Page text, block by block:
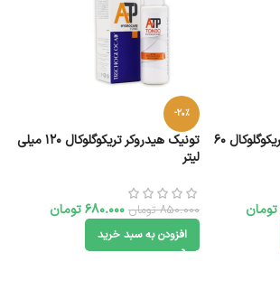
تونیک فمینین دابل آ تریکوگلوکال 60
تومان
-20%
تونیک هیدروکر تریکوگلوکال 120 میلی
لیتر
850.000 تومان 680.000تومان
افزودن به سبد خرید